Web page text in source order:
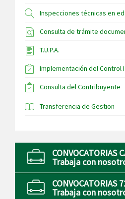
Inspecciones técnicas en
Consulta de trámite
T.U.P.A.
Implementación del Control
Consulta del Contribuyente
Transferencia de Gestion
CONVOCATORIAS
Trabaja con
CONVOCATORIAS
Trabaja con